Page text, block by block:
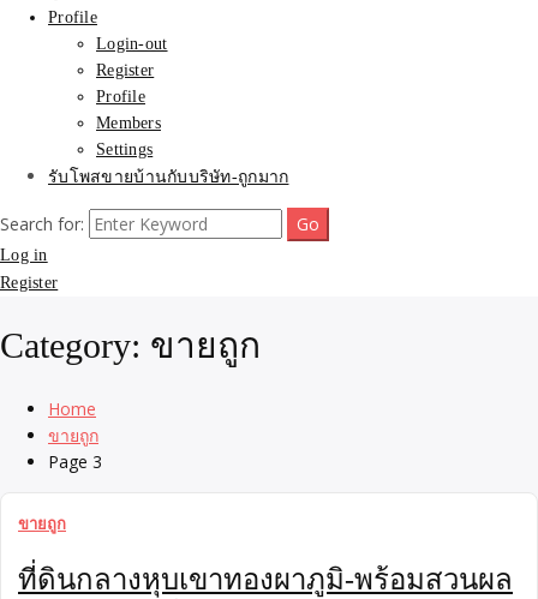
Profile
Login-out
Register
Profile
Members
Settings
รับโพสขายบ้านกับบริษัท-ถูกมาก
Search for:
Log in
Register
Category: ขายถูก
Home
ขายถูก
Page 3
ขายถูก
ที่ดินกลางหุบเขาทองผาภูมิ-พร้อมสวนผล